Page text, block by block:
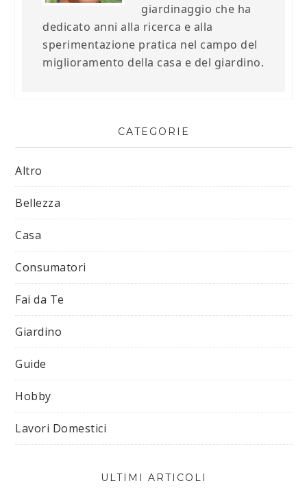
giardinaggio che ha
dedicato anni alla ricerca e alla
sperimentazione pratica nel campo del
miglioramento della casa e del giardino.
CATEGORIE
Altro
Bellezza
Casa
Consumatori
Fai da Te
Giardino
Guide
Hobby
Lavori Domestici
ULTIMI ARTICOLI